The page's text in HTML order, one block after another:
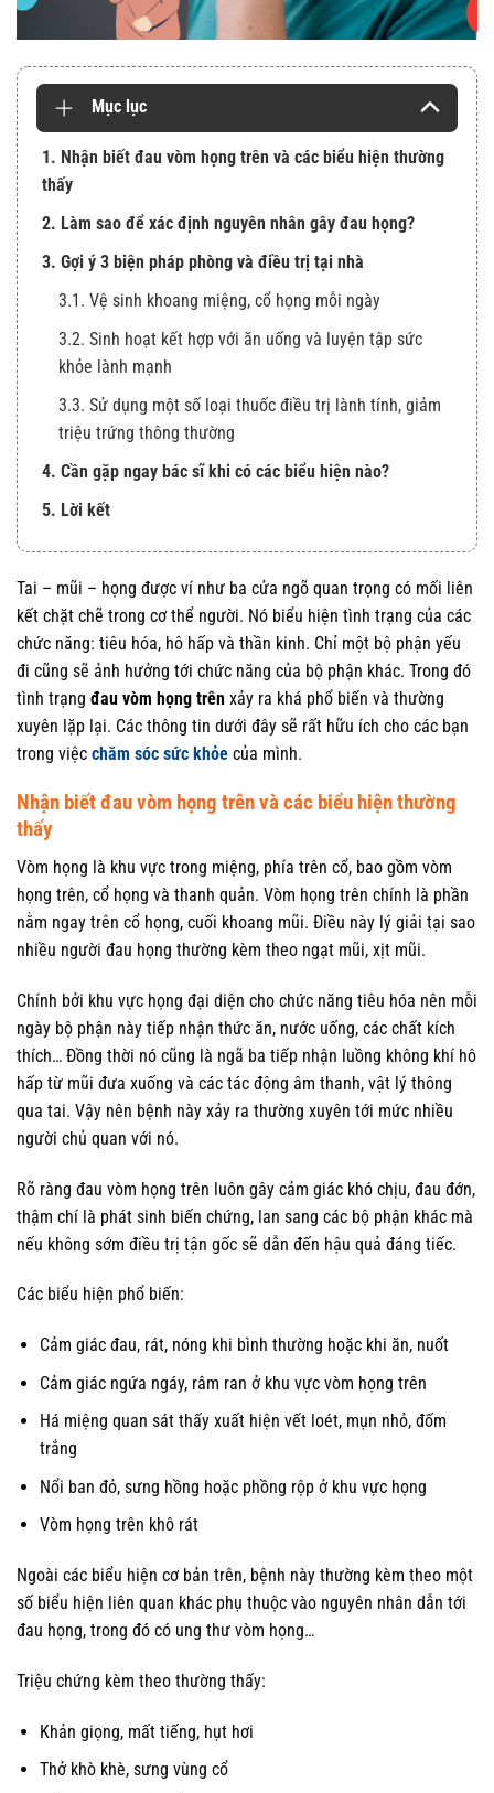
Mục lục
1. Nhận biết đau vòm họng trên và các biểu hiện thường
thấy
2. Làm sao để xác định nguyên nhân gây đau họng?
3. Gợi ý 3 biện pháp phòng và điều trị tại nhà
3.1. Vệ sinh khoang miệng, cổ họng mỗi ngày
3.2. Sinh hoạt kết hợp với ăn uống và luyện tập sức
khỏe lành mạnh
3.3. Sử dụng một số loại thuốc điều trị lành tính, giảm
triệu trứng thông thường
4. Cần gặp ngay bác sĩ khi có các biểu hiện nào?
5. Lời kết
Tai – mũi – họng được ví như ba cửa ngõ quan trọng có mối liên
kết chặt chẽ trong cơ thể người. Nó biểu hiện tình trạng của các
chức năng: tiêu hóa, hô hấp và thần kinh. Chỉ một bộ phận yếu
đi cũng sẽ ảnh hưởng tới chức năng của bộ phận khác. Trong đó
tình trạng đau vòm họng trên xảy ra khá phổ biến và thường
xuyên lặp lại. Các thông tin dưới đây sẽ rất hữu ích cho các bạn
trong việc chăm sóc sức khỏe của mình.
Nhận biết đau vòm họng trên và các biểu hiện thường
thấy
Vòm họng là khu vực trong miệng, phía trên cổ, bao gồm vòm
họng trên, cổ họng và thanh quản. Vòm họng trên chính là phần
nằm ngay trên cổ họng, cuối khoang mũi. Điều này lý giải tại sao
nhiều người đau họng thường kèm theo ngạt mũi, xịt mũi.
Chính bởi khu vực họng đại diện cho chức năng tiêu hóa nên mỗi
ngày bộ phận này tiếp nhận thức ăn, nước uống, các chất kích
thích… Đồng thời nó cũng là ngã ba tiếp nhận luồng không khí hô
hấp từ mũi đưa xuống và các tác động âm thanh, vật lý thông
qua tai. Vậy nên bệnh này xảy ra thường xuyên tới mức nhiều
người chủ quan với nó.
Rõ ràng đau vòm họng trên luôn gây cảm giác khó chịu, đau đớn,
thậm chí là phát sinh biến chứng, lan sang các bộ phận khác mà
nếu không sớm điều trị tận gốc sẽ dẫn đến hậu quả đáng tiếc.
Các biểu hiện phổ biến:
Cảm giác đau, rát, nóng khi bình thường hoặc khi ăn, nuốt
Cảm giác ngứa ngáy, râm ran ở khu vực vòm họng trên
Há miệng quan sát thấy xuất hiện vết loét, mụn nhỏ, đốm
trắng
Nổi ban đỏ, sưng hồng hoặc phồng rộp ở khu vực họng
Vòm họng trên khô rát
Ngoài các biểu hiện cơ bản trên, bệnh này thường kèm theo một
số biểu hiện liên quan khác phụ thuộc vào nguyên nhân dẫn tới
đau họng, trong đó có ung thư vòm họng…
Triệu chứng kèm theo thường thấy:
Khản giọng, mất tiếng, hụt hơi
Thở khò khè, sưng vùng cổ